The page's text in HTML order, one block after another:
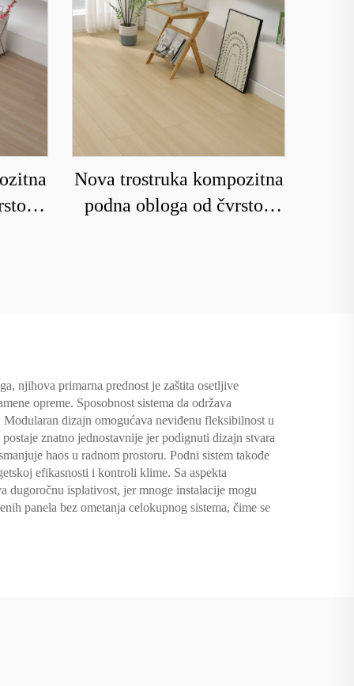
Nova trostruka kompozitna
podna obloga od čvrstog
njihova primarna prednost je zaštita osetljive
opreme. Sposobnost sistema da održava
dizajn omogućava neviđenu fleksibilnost u
znatno jednostavnije jer podignuti dizajn stvara
haos u radnom prostoru. Podni sistem takođe
efikasnosti i kontroli klime. Sa aspekta
dugoročnu isplativost, jer mnoge instalacije mogu
panela bez ometanja celokupnog sistema, čime se